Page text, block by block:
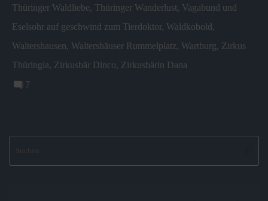
Thüringer Waldliebe, Thüringer Wanderlust, Vagabund und
Eselsohr auf geschwind zum Tierdoktor, Waldkobold,
Waltershausen, Waltershäuser Rummelplatz, Wartburg, Zirkus
Thüringia, Zirkusbär Dinco, Zirkusbärin Dana
7